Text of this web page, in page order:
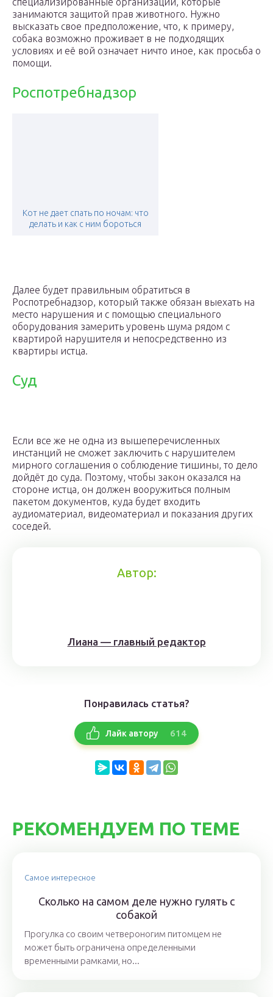
занимаются защитой прав животного. Нужно
высказать свое предположение, что, к примеру,
собака возможно проживает в не подходящих
условиях и её вой означает ничто иное, как просьба о
помощи.
Роспотребнадзор
Кот не дает спать по ночам: что
делать и как с ним бороться
Далее будет правильным обратиться в
Роспотребнадзор, который также обязан выехать на
место нарушения и с помощью специального
оборудования замерить уровень шума рядом с
квартирой нарушителя и непосредственно из
квартиры истца.
Суд
Если все же не одна из вышеперечисленных
инстанций не сможет заключить с нарушителем
мирного соглашения о соблюдение тишины, то дело
дойдёт до суда. Поэтому, чтобы закон оказался на
стороне истца, он должен вооружиться полным
пакетом документов, куда будет входить
аудиоматериал, видеоматериал и показания других
соседей.
Автор:
Лиана — главный редактор
Понравилась статья?
Лайк автору 614
РЕКОМЕНДУЕМ ПО ТЕМЕ
Самое интересное
Сколько на самом деле нужно гулять с
собакой
Прогулка со своим четвероногим питомцем не
может быть ограничена определенными
временными рамками, но...